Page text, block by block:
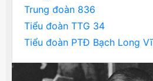
Trung đoàn 836
Tiểu đoàn TTG 34
Tiểu đoàn PTĐ Bạch Long Vĩ